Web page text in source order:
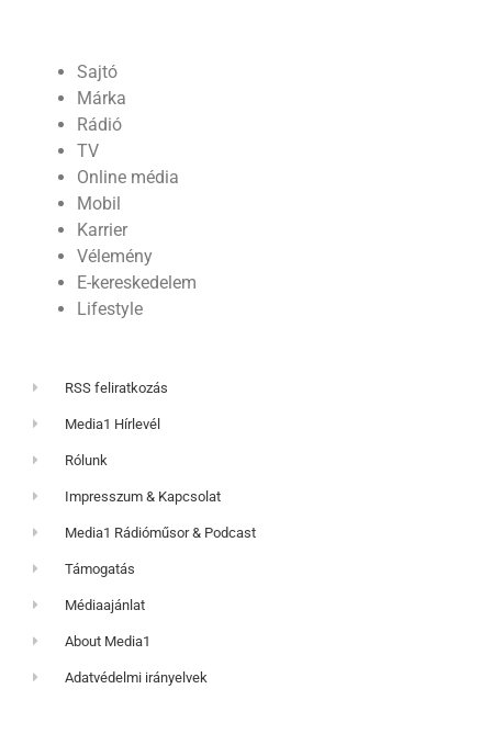
Sajtó
Márka
Rádió
TV
Online média
Mobil
Karrier
Vélemény
E-kereskedelem
Lifestyle
RSS feliratkozás
Media1 Hírlevél
Rólunk
Impresszum & Kapcsolat
Media1 Rádióműsor & Podcast
Támogatás
Médiaajánlat
About Media1
Adatvédelmi irányelvek